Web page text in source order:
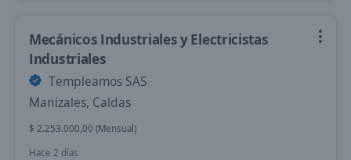
Mecánicos Industriales y Electricistas
Industriales
Templeamos SAS
Manizales, Caldas
$ 2.253.000,00 (Mensual)
Hace 2 días